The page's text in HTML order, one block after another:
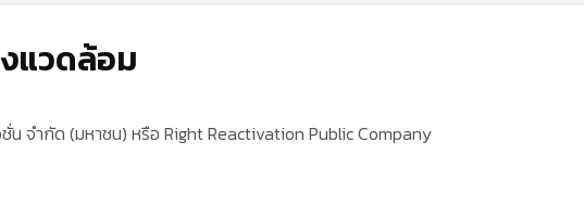
แวดล้อม
ชั่น จำกัด (มหาชน) หรือ Right Reactivation Public Company